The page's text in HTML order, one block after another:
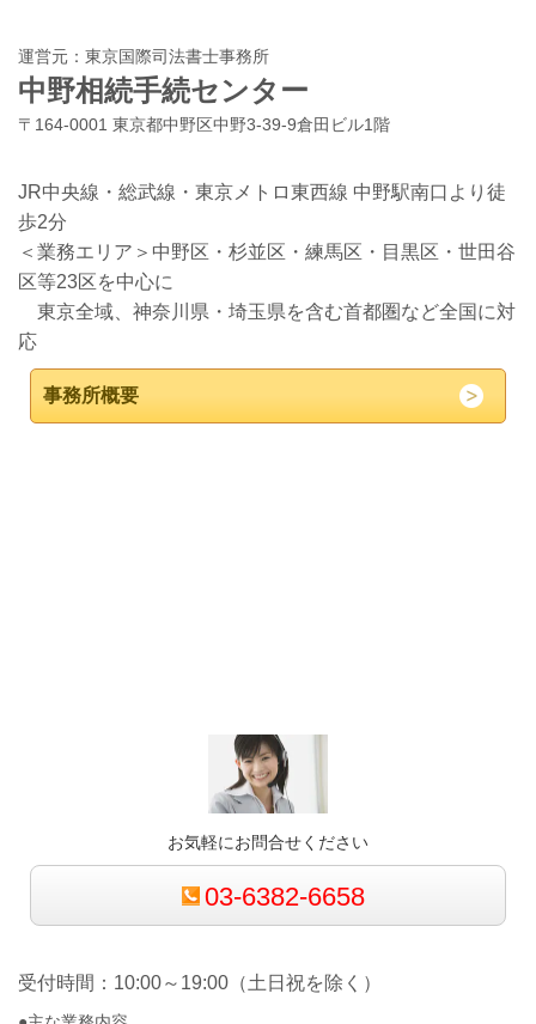
運営元：東京国際司法書士事務所
中野相続手続センター
〒164-0001 東京都中野区中野3-39-9倉田ビル1階
JR中央線・総武線・東京メトロ東西線 中野駅南口より徒
歩2分
＜業務エリア＞中野区・杉並区・練馬区・目黒区・世田谷
区等23区を中心に
東京全域、神奈川県・埼玉県を含む首都圏など全国に対
応
事務所概要
お気軽にお問合せください
03-6382-6658
受付時間：10:00～19:00（土日祝を除く）